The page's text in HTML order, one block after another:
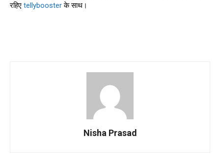
रहिए tellyboosterके साथ।
Nisha Prasad